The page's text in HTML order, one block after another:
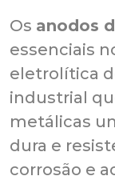
Os anodos
essenciais
eletrolítica
industrial
metálicas
dura e
corrosão e